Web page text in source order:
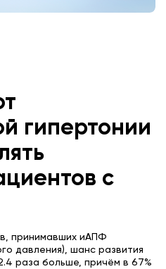
гипертонии
с
принимавших иАПФ
давления), шанс развития
раза больше, причём в 67%